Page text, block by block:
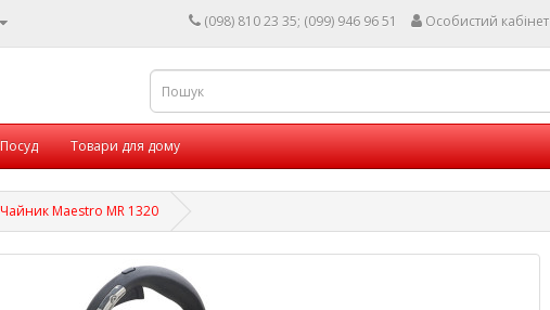
(098) 810 23 35; (099) 946 96 51 Особистий кабінет
Посуд Товари для дому
Чайник Maestro MR 1320